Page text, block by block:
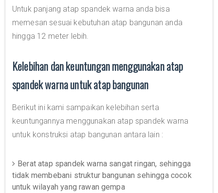
Untuk panjang atap spandek warna anda bisa
memesan sesuai kebutuhan atap bangunan anda
hingga 12 meter lebih.
Kelebihan dan keuntungan menggunakan atap
spandek warna untuk atap bangunan
Berikut ini kami sampaikan kelebihan serta
keuntungannya menggunakan atap spandek warna
untuk konstruksi atap bangunan antara lain :
Berat atap spandek warna sangat ringan, sehingga
tidak membebani struktur bangunan sehingga cocok
untuk wilayah yang rawan gempa